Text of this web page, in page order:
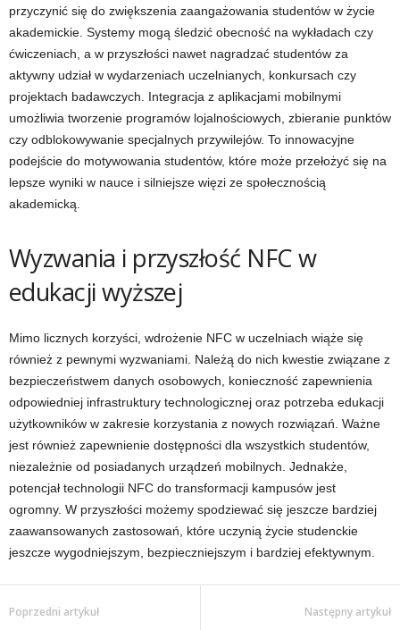
przyczynić się do zwiększenia zaangażowania studentów w życie
akademickie. Systemy mogą śledzić obecność na wykładach czy
ćwiczeniach, a w przyszłości nawet nagradzać studentów za
aktywny udział w wydarzeniach uczelnianych, konkursach czy
projektach badawczych. Integracja z aplikacjami mobilnymi
umożliwia tworzenie programów lojalnościowych, zbieranie punktów
czy odblokowywanie specjalnych przywilejów. To innowacyjne
podejście do motywowania studentów, które może przełożyć się na
lepsze wyniki w nauce i silniejsze więzi ze społecznością
akademicką.
Wyzwania i przyszłość NFC w
edukacji wyższej
Mimo licznych korzyści, wdrożenie NFC w uczelniach wiąże się
również z pewnymi wyzwaniami. Należą do nich kwestie związane z
bezpieczeństwem danych osobowych, konieczność zapewnienia
odpowiedniej infrastruktury technologicznej oraz potrzeba edukacji
użytkowników w zakresie korzystania z nowych rozwiązań. Ważne
jest również zapewnienie dostępności dla wszystkich studentów,
niezależnie od posiadanych urządzeń mobilnych. Jednakże,
potencjał technologii NFC do transformacji kampusów jest
ogromny. W przyszłości możemy spodziewać się jeszcze bardziej
zaawansowanych zastosowań, które uczynią życie studenckie
jeszcze wygodniejszym, bezpieczniejszym i bardziej efektywnym.
Poprzedni artykuł Następny artykuł